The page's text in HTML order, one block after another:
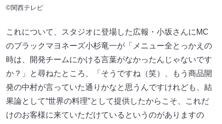
©関西テレビ
これについて、スタジオに登場した広報・小坂さんにMC
のブラックマヨネーズ小杉竜一が「メニュー全とっかえの
時は、開発チームにかける言葉がなかったんじゃないです
か？」と尋ねたところ、「そうですね（笑）、もう商品開
発の中村が言っていた通りかなと思うんですけれども、結
果論として“世界の料理”として提供したからこそ、これだ
けのお客様に来ていただけているというのがありますの